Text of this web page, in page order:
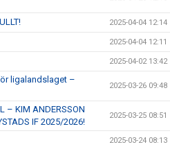
2025-04-04 12:14
2025-04-04 12:11
2025-04-02 13:42
ligalandslaget –
2025-03-26 09:48
– KIM ANDERSSON
IF 2025/2026!
2025-03-25 08:51
2025-03-24 08:13